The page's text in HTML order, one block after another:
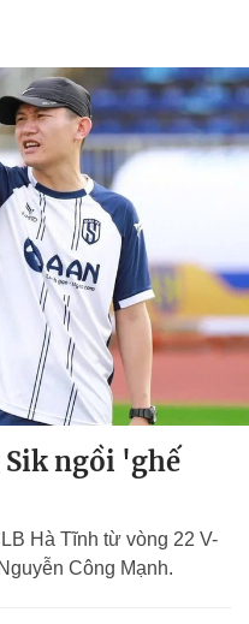
Sik ngồi 'ghế
Hà Tĩnh từ vòng 22 V-
Công Mạnh.